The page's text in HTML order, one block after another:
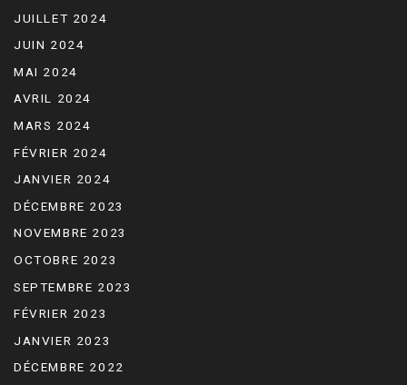
JUILLET 2024
JUIN 2024
MAI 2024
AVRIL 2024
MARS 2024
FÉVRIER 2024
JANVIER 2024
DÉCEMBRE 2023
NOVEMBRE 2023
OCTOBRE 2023
SEPTEMBRE 2023
FÉVRIER 2023
JANVIER 2023
DÉCEMBRE 2022